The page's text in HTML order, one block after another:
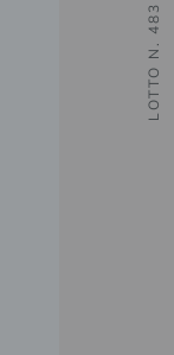
LOTTO N. 483